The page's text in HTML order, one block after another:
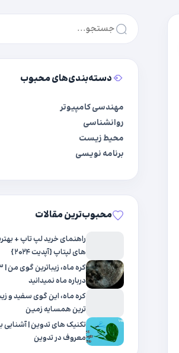
دسته‌بندی‌های محبوب
مهندسی کامپیوتر
روانشناسی
محیط زیست
برنامه نویسی
محبوب‌ترین مقالات
راهنمای خرید لپ تاپ +
های لپتاپ {آپدیت ۲۰۲۴}
درباره ماه نمیدانید
کره ماه، این گوی سفید و
ترین همسایه زمین
معروف در تدوین